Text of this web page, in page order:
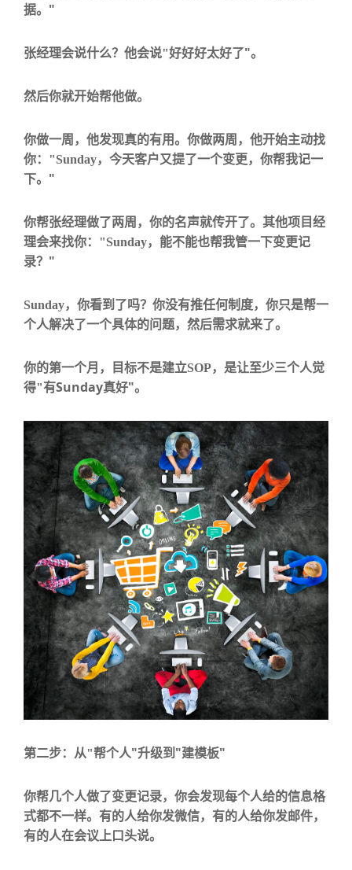
据。 "
张经理会说什么？他会说"好好好太好了"。
然后你就开始帮他做。
你做一周，他发现真的有用。你做两周，他开始主动找
你：
"Sunday，今天客户又提了一个变更，你帮我记一
下。 "
你帮张经理做了两周，你的名声就传开了。其他项目经
理会来找你：
"Sunday，能不能也帮我管一下变更记
录？ "
Sunday，你看到了吗？你没有推任何制度，你只是帮一
个人解决了一个具体的问题，然后需求就来了。
你的第一个月，目标不是建立SOP，是让至少三个人觉
得"有Sunday真好"。
第二步：从"帮个人"升级到 "建模板"
你帮几个人做了变更记录，你会发现每个人给的信息格
式都不一样。有的人给你发微信，有的人给你发邮件，
有的人在会议上口头说。